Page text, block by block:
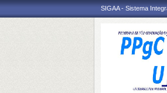
SIGAA - Sistema